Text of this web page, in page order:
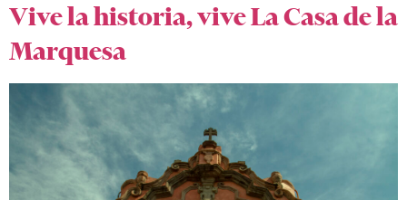
Vive la historia, vive La Casa de la
Marquesa